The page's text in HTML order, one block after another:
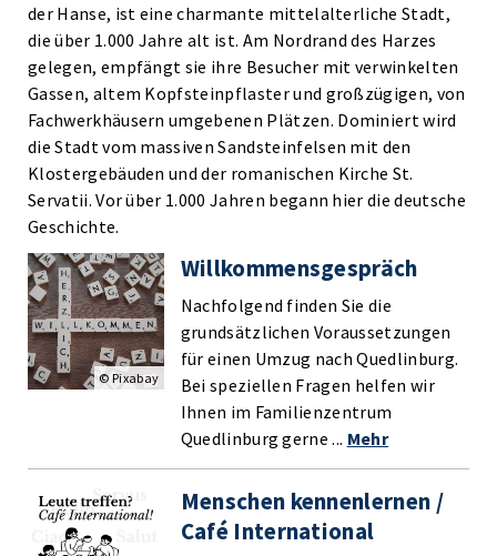
der Hanse, ist eine charmante mittelalterliche Stadt,
die über 1.000 Jahre alt ist. Am Nordrand des Harzes
gelegen, empfängt sie ihre Besucher mit verwinkelten
Gassen, altem Kopfsteinpflaster und großzügigen, von
Fachwerkhäusern umgebenen Plätzen. Dominiert wird
die Stadt vom massiven Sandsteinfelsen mit den
Klostergebäuden und der romanischen Kirche St.
Servatii. Vor über 1.000 Jahren begann hier die deutsche
Geschichte.
Willkommensgespräch
Nachfolgend finden Sie die
grundsätzlichen Voraussetzungen
für einen Umzug nach Quedlinburg.
Bei speziellen Fragen helfen wir
Ihnen im Familienzentrum
Quedlinburg gerne ... Mehr
© Pixabay
Menschen kennenlernen /
Café International